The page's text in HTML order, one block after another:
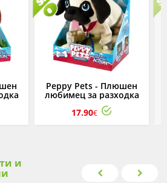
Peppy Pets - Плюшен
любимец за разходка
навън - Кученце Мопс
17.90€
и